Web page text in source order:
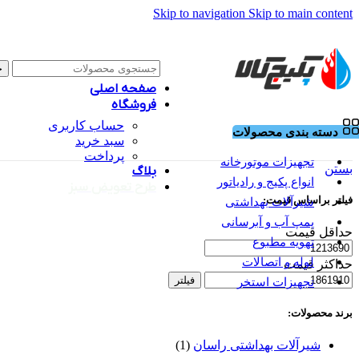
Skip to navigation Skip to main content
دسته بندی محصولات
تجهیزات موتورخانه
انواع پکیج و رادیاتور
شیرآلات بهداشتی
پمپ آب و آبرسانی
تهویه مطبوع
لوله و اتصالات
تجهیزات استخر
صفحه اصلی
فروشگاه
حساب کاربری
سبد خرید
پرداخت
بلاگ
بستن
فیلتر براساس قیمت:
حداقل قیمت
حداکثر قیمت
فیلتر
برند محصولات:
شیرآلات بهداشتی راسان (1)